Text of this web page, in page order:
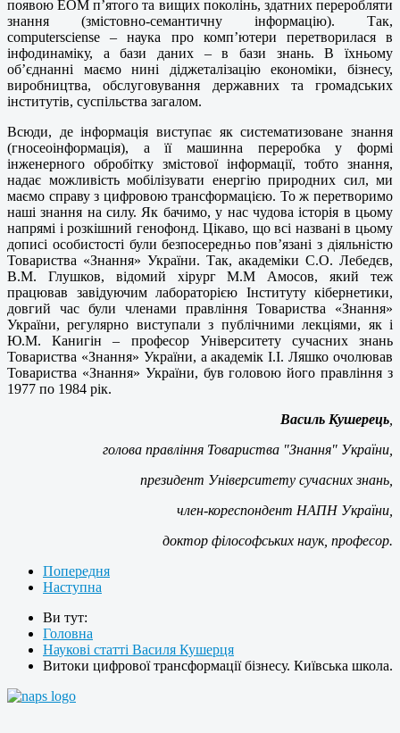
появою ЕОМ п’ятого та вищих поколінь, здатних переробляти
знання (змістовно-семантичну інформацію). Так,
computersciense – наука про комп’ютери перетворилася в
інфодинаміку, а бази даних – в бази знань. В їхньому
об’єднанні маємо нині діджеталізацію економіки, бізнесу,
виробництва, обслуговування державних та громадських
інститутів, суспільства загалом.
Всюди, де інформація виступає як систематизоване знання
(гносеоінформація), а її машинна переробка у формі
інженерного обробітку змістової інформації, тобто знання,
надає можливість мобілізувати енергію природних сил, ми
маємо справу з цифровою трансформацією. То ж перетворимо
наші знання на силу. Як бачимо, у нас чудова історія в цьому
напрямі і розкішний генофонд. Цікаво, що всі названі в цьому
дописі особистості були безпосередньо пов’язані з діяльністю
Товариства «Знання» України. Так, академіки С.О. Лебедєв,
В.М. Глушков, відомий хірург М.М Амосов, який теж
працював завідуючим лабораторією Інституту кібернетики,
довгий час були членами правління Товариства «Знання»
України, регулярно виступали з публічними лекціями, як і
Ю.М. Канигін – професор Університету сучасних знань
Товариства «Знання» України, а академік І.І. Ляшко очолював
Товариства «Знання» України, був головою його правління з
1977 по 1984 рік.
Василь Кушерець
голова правління Товариства "Знання" України,
президент Університету сучасних знань,
член-кореспондент НАПН України,
доктор філософських наук, професор.
Попередня
Наступна
Ви тут:
Головна
Наукові статті Василя Кушерця
Витоки цифрової трансформації бізнесу. Київська школа.